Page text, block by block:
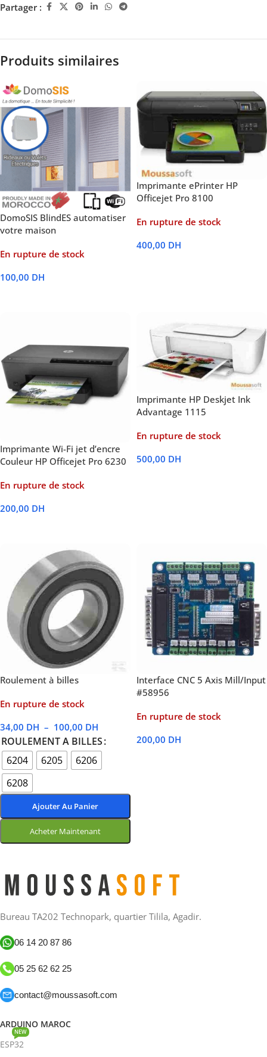
Partager :
Produits similaires
DomoSIS BlindES automatiser
votre maison
En rupture de stock
100,00 DH
Imprimante ePrinter HP
Officejet Pro 8100
En rupture de stock
400,00 DH
Imprimante Wi-Fi jet d’encre
Couleur HP Officejet Pro 6230
En rupture de stock
200,00 DH
Imprimante HP Deskjet Ink
Advantage 1115
En rupture de stock
500,00 DH
Roulement à billes
En rupture de stock
34,00 DH – 100,00 DH
ROULEMENT A BILLES
6204
6205
6206
6208
Ajouter Au Panier
Acheter Maintenant
Interface CNC 5 Axis Mill/Input
#58956
En rupture de stock
200,00 DH
Bureau TA202 Technopark, quartier Tilila, Agadir.
06 14 20 87 86
05 25 62 62 25
contact@moussasoft.com
ARDUINO MAROC
ESP32
NEW